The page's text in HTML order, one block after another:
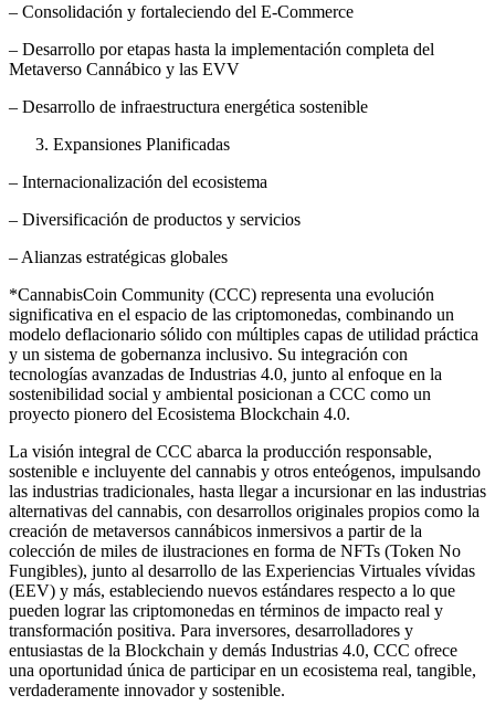
– Consolidación y fortaleciendo del E-Commerce
– Desarrollo por etapas hasta la implementación completa del
Metaverso Cannábico y las EVV
– Desarrollo de infraestructura energética sostenible
Expansiones Planificadas
– Internacionalización del ecosistema
– Diversificación de productos y servicios
– Alianzas estratégicas globales
*CannabisCoin Community (CCC) representa una evolución
significativa en el espacio de las criptomonedas, combinando un
modelo deflacionario sólido con múltiples capas de utilidad práctica
y un sistema de gobernanza inclusivo. Su integración con
tecnologías avanzadas de Industrias 4.0, junto al enfoque en la
sostenibilidad social y ambiental posicionan a CCC como un
proyecto pionero del Ecosistema Blockchain 4.0.
La visión integral de CCC abarca la producción responsable,
sostenible e incluyente del cannabis y otros enteógenos, impulsando
las industrias tradicionales, hasta llegar a incursionar en las industrias
alternativas del cannabis, con desarrollos originales propios como la
creación de metaversos cannábicos inmersivos a partir de la
colección de miles de ilustraciones en forma de NFTs (Token No
Fungibles), junto al desarrollo de las Experiencias Virtuales vívidas
(EEV) y más, estableciendo nuevos estándares respecto a lo que
pueden lograr las criptomonedas en términos de impacto real y
transformación positiva. Para inversores, desarrolladores y
entusiastas de la Blockchain y demás Industrias 4.0, CCC ofrece
una oportunidad única de participar en un ecosistema real, tangible,
verdaderamente innovador y sostenible.